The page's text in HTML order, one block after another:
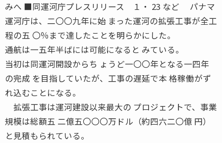
みへ ■同運河庁プレスリリース １・ 23 など パナマ
運河庁は、二〇〇九年に始 まった運河の拡張工事が全工
程の五 〇％まで達したことを明らかにした。
通航は一五年半ばには可能になると みている。
当初は同運河開設からち ょうど一〇〇年となる一四年
の完成 を目指していたが、工事の遅延で本 格稼働がず
れ込むことになる。
拡張工事は運河建設以来最大の プロジェクトで、事業
規模は総額五 二億五〇〇〇万ドル（約四六二〇億 円）
と見積もられている。